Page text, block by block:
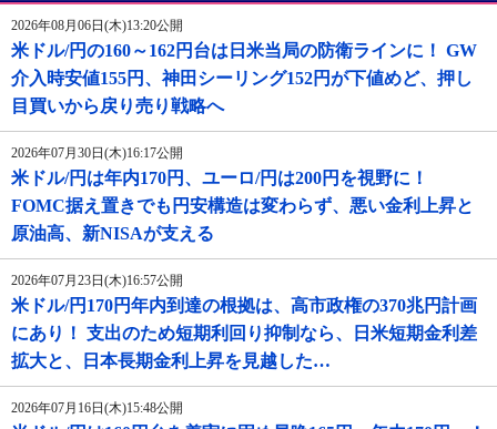
2026年08月06日(木)13:20公開
米ドル/円の160～162円台は日米当局の防衛ラインに！ GW
介入時安値155円、神田シーリング152円が下値めど、押し
目買いから戻り売り戦略へ
2026年07月30日(木)16:17公開
米ドル/円は年内170円、ユーロ/円は200円を視野に！
FOMC据え置きでも円安構造は変わらず、悪い金利上昇と
原油高、新NISAが支える
2026年07月23日(木)16:57公開
米ドル/円170円年内到達の根拠は、高市政権の370兆円計画
にあり！ 支出のため短期利回り抑制なら、日米短期金利差
拡大と、日本長期金利上昇を見越した…
2026年07月16日(木)15:48公開